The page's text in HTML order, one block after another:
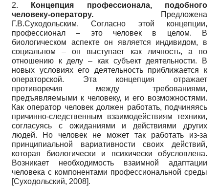
2.
Концепция профессионала, подобного
человеку-оператору. Предложена
Г.В.Суходольским. Согласно этой концепции,
профессионал – это человек в целом. В
биологическом аспекте он является индивидом, в
социальном – он выступает как личность, а по
отношению к делу – как субъект деятельности. В
новых условиях его деятельность приближается к
операторской. Эта концепция отражает
противоречия между требованиями,
предъявляемыми к человеку, и его возможностями.
Как оператор человек должен работать, подчиняясь
причинно-следственным взаимодействиям техники,
согласуясь с ожиданиями и действиями других
людей. Но человек не может так работать из-за
принципиальной вариативности своих действий,
которая биологически и психически обусловлена.
Возникает необходимость взаимной адаптации
человека с компонентами профессиональной среды
[Суходольский, 2008].